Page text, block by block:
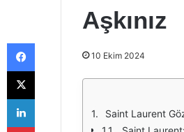
Aşkınız
10 Ekim 2024
Saint Laurent
Facebook
X
LinkedIn
Pinterest